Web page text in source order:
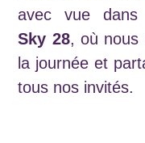
avec vue dans
Sky 28, où nous
la journée et
tous nos invités.